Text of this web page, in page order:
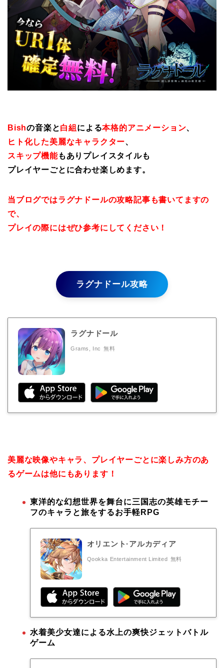
Bishの音楽と白組 による本格的アニメーション、
ヒト化した美麗なキャラクター、
スキップ機能もありプレイスタイルも
プレイヤーごとに合わせ楽しめます。
当ブログではラグナドールの攻略記事も書いてますの
で、
プレイの際にはぜひ参考にしてください！
ラグナドール攻略
ラグナドール
Grams, Inc 無料
美麗な映像やキャラ、プレイヤーごとに楽しみ方のあ
るゲームは他にもあります！
東洋的な幻想世界を舞台に三国志の英雄モチー
フのキャラと旅をするお手軽RPG
オリエント·アルカディア
Qookka Entertainment Limited 無料
水着美少女達による水上の爽快ジェットバトル
ゲーム